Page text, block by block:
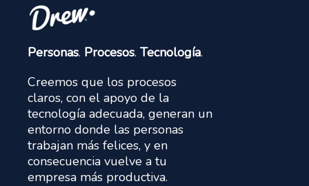
Personas. Procesos. Tecnología.
Creemos que los procesos
claros, con el apoyo de la
tecnología adecuada, generan un
entorno donde las personas
trabajan más felices, y en
consecuencia vuelve a tu
empresa más productiva.